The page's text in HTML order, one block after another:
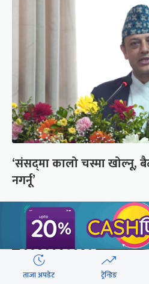
‘संसद्‍मा कालो चस्मा खोल्नू,
नगर्नू’
ताजा अपडेट ट्रेन्डिङ